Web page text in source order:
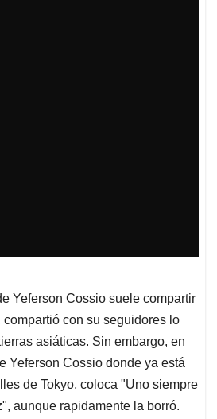
Yeferson Cossio suele compartir
con su seguidores lo
asiáticas. Sin embargo, en
Yeferson Cossio donde ya está
de Tokyo, coloca "Uno siempre
aunque rapidamente la borró.